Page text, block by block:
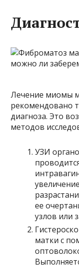
Лечение миомы
рекомендовано
диагноза. Это
методов
УЗИ
ее
узлов или
матки с